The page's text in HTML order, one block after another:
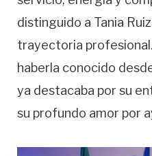
distinguido a Tania
trayectoria
haberla conocido
ya destacaba por su
su profundo amor por